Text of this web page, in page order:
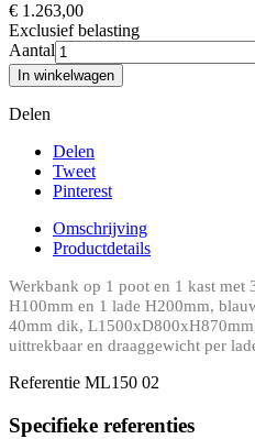
€ 1.263,00
Exclusief belasting
Aantal
In winkelwagen
Delen
Delen
Tweet
Pinterest
Omschrijving
Productdetails
Werkbank op 1 poot en 1 kast met
H100mm en 1 lade H200mm,
40mm dik,
uittrekbaar en draaggewicht per
Referentie ML150 02
Specifieke referenties